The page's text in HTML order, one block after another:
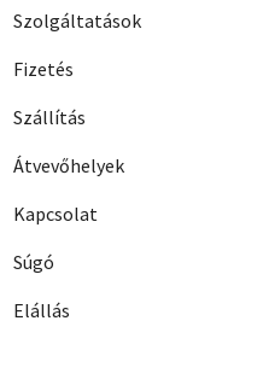
Szolgáltatások
Fizetés
Szállítás
Átvevőhelyek
Kapcsolat
Súgó
Elállás